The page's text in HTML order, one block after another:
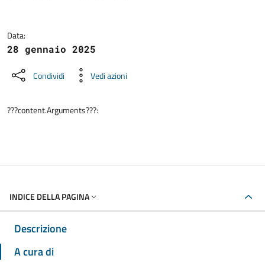
Data:
28 gennaio 2025
Condividi Vedi azioni
???content.Arguments???:
INDICE DELLA PAGINA
Descrizione
A cura di